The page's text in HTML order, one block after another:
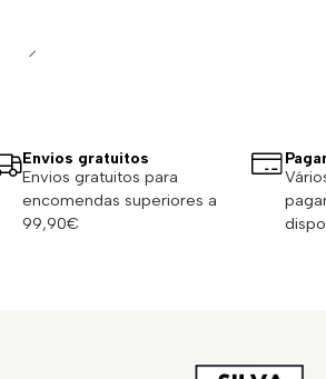
Envios gratuitos
Envios gratuitos para
encomendas superiores a
99,90€